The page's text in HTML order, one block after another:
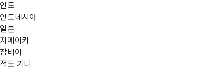
인도
인도네시아
일본
자메이카
잠비아
적도 기니